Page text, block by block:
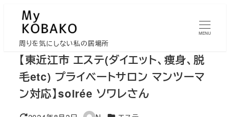
周りを気にしない私の居場所
MENU
【東近江市 エステ(ダイエット、痩身、脱
毛etc) プライベートサロン マンツーマ
ン対応】soirée ソワレさん